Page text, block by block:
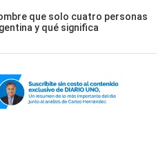
que solo cuatro personas
y qué significa